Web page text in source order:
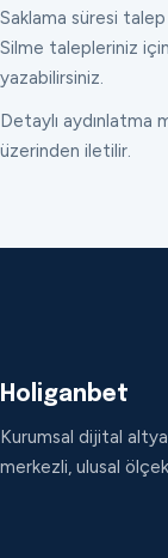
Saklama süresi talep
Silme talepleriniz
yazabilirsiniz.
Detaylı aydınlatma
üzerinden iletilir.
Holiganbet
Kurumsal dijital
merkezli, ulusal